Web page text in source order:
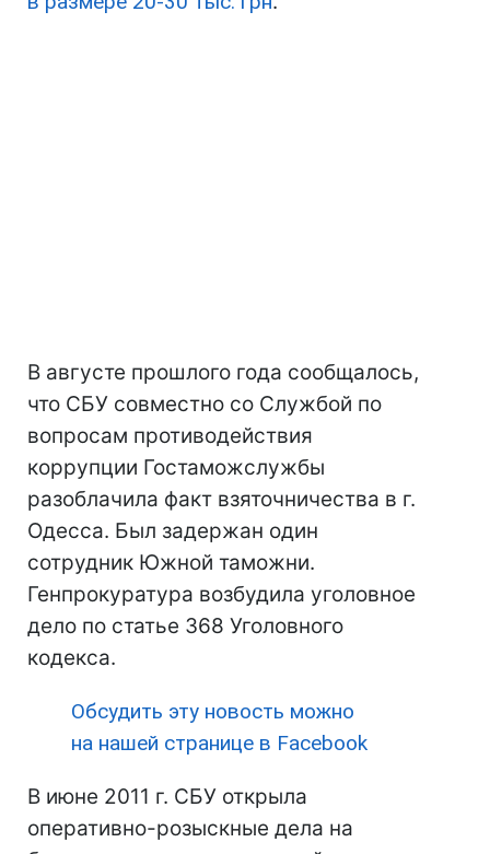
В августе прошлого года сообщалось,
что СБУ совместно со Службой по
вопросам противодействия
коррупции Гостаможслужбы
разоблачила факт взяточничества в г.
Одесса. Был задержан один
сотрудник Южной таможни.
Генпрокуратура возбудила уголовное
дело по статье 368 Уголовного
кодекса.
Обсудить эту новость можно
на нашей странице в Facebook
В июне 2011 г. СБУ открыла
оперативно-розыскные дела на